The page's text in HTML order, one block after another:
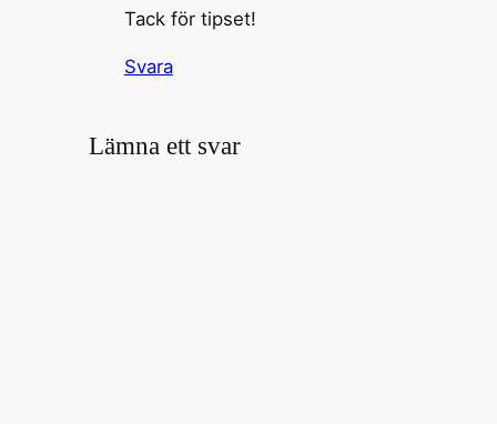
Tack för tipset!
Svara
Lämna ett svar